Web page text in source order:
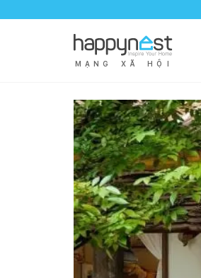
M Ạ N G X Ã H Ộ I